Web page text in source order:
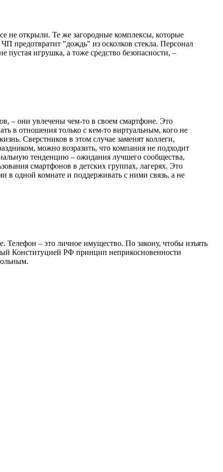
не открыли. Те же загородные комплексы, которые
предотвратит "дождь" из осколков стекла. Персонал
пустая игрушка, а тоже средство безопасности, –
– они увлечены чем-то в своем смартфоне. Это
в отношения только с кем-то виртуальным, кого не
Сверстников в этом случае заменят коллеги,
можно возразить, что компания не подходит
тенденцию – ожидания лучшего сообщества,
смартфонов в детских группах, лагерях. Это
в одной комнате и поддерживать с ними связь, а не
Телефон – это личное имущество. По закону, чтобы изъять
Конституцией РФ принцип неприкосновенности